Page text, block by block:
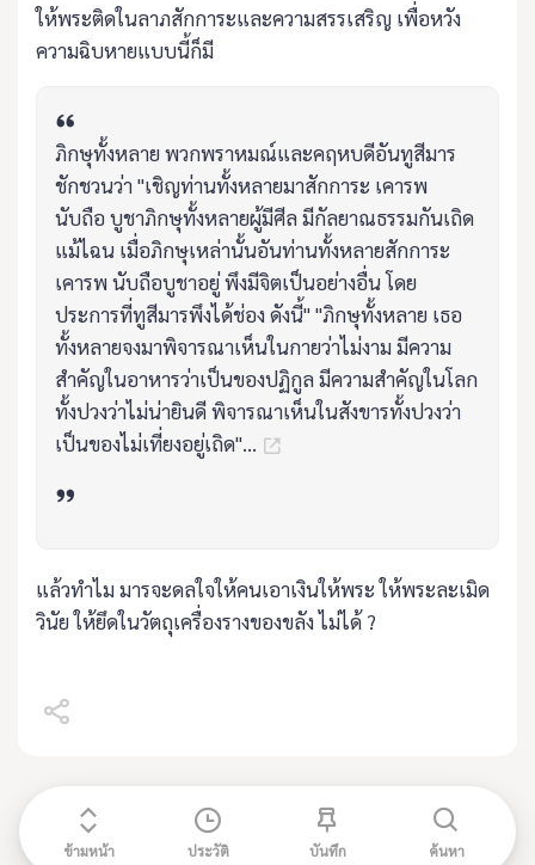
ให้พระติดในลาภสักการะและความสรรเสริญ เพื่อหวัง
ความฉิบหายแบบนี้ก็มี
ภิกษุทั้งหลาย พวกพราหมณ์และคฤหบดีอันทูสีมาร
ชักชวนว่า "เชิญท่านทั้งหลายมาสักการะ เคารพ
นับถือ บูชาภิกษุทั้งหลายผู้มีศีล มีกัลยาณธรรมกันเถิด
แม้ไฉน เมื่อภิกษุเหล่านั้นอันท่านทั้งหลายสักการะ
เคารพ นับถือบูชาอยู่ พึงมีจิตเป็นอย่างอื่น โดย
ประการที่ทูสีมารพึงได้ช่อง ดังนี้" "ภิกษุทั้งหลาย เธอ
ทั้งหลายจงมาพิจารณาเห็นในกายว่าไม่งาม มีความ
สำคัญในอาหารว่าเป็นของปฏิกูล มีความสำคัญในโลก
ทั้งปวงว่าไม่น่ายินดี พิจารณาเห็นในสังขารทั้งปวงว่า
เป็นของไม่เที่ยงอยู่เถิด"...
แล้วทำไม มารจะดลใจให้คนเอาเงินให้พระ ให้พระละเมิด
วินัย ให้ยึดในวัตถุเครื่องรางของขลัง ไม่ได้ ?
ข้ามหน้า ประวัติ บันทึก ค้นหา